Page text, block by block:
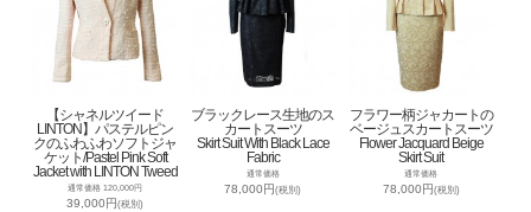
【シャネルツイード
LINTON】パステルピン
クのふわふわソフトジャ
ケット/Pastel Pink Soft
Jacket with LINTON Tweed
通常価格 120,000円
39,000円(税別)
ブラックレース生地のス
カートスーツ
Skirt Suit With Black Lace
Fabric
通常価格
78,000円(税別)
フラワー柄ジャカートの
ベージュスカートスーツ
Flower Jacquard Beige
Skirt Suit
通常価格
78,000円 (税別)